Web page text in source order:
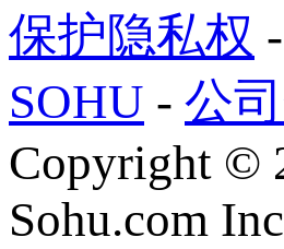
保护隐私权 -
SOHU - 公
Copyright ©
Sohu.com